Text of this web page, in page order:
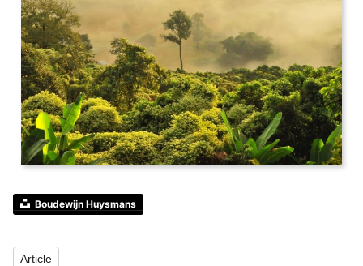
Boudewijn Huysmans
Article